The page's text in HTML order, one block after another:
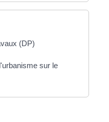
(DP)
sur le